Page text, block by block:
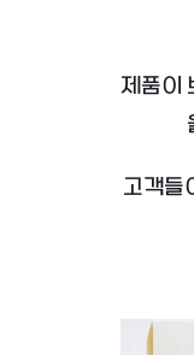
제품이
고객들